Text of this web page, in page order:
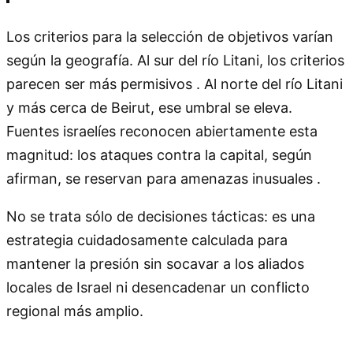
Los criterios para la selección de objetivos varían
según la geografía. Al sur del río Litani, los criterios
parecen ser más permisivos . Al norte del río Litani
y más cerca de Beirut, ese umbral se eleva.
Fuentes israelíes reconocen abiertamente esta
magnitud: los ataques contra la capital, según
afirman, se reservan para amenazas inusuales .
No se trata sólo de decisiones tácticas: es una
estrategia cuidadosamente calculada para
mantener la presión sin socavar a los aliados
locales de Israel ni desencadenar un conflicto
regional más amplio.